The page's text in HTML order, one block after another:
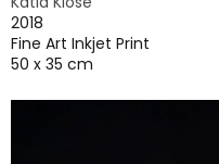
2018
Fine Art Inkjet Print
50 x 35 cm